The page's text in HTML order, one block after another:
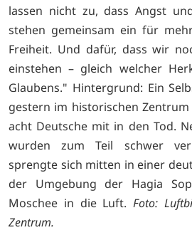
lassen nicht zu, dass Angst
stehen gemeinsam ein für
Freiheit. Und dafür, dass wir
einstehen – gleich welcher
Glaubens." Hintergrund: Ein
gestern im historischen
acht Deutsche mit in den Tod.
wurden zum Teil schwer
sprengte sich mitten in einer
der Umgebung der Hagia
Moschee in die Luft. Foto:
Zentrum.